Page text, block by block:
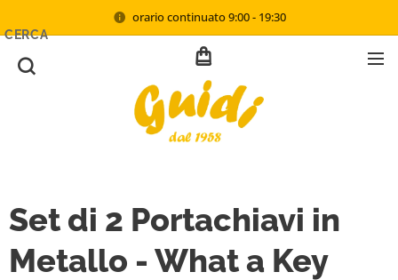
orario continuato 9:00 - 19:30
CERCA
Set di 2 Portachiavi in
Metallo - What a Key